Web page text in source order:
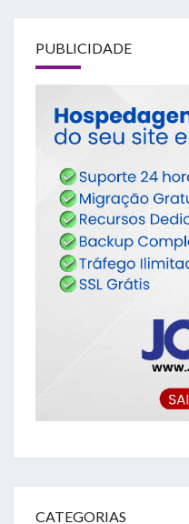
PUBLICIDADE
CATEGORIAS